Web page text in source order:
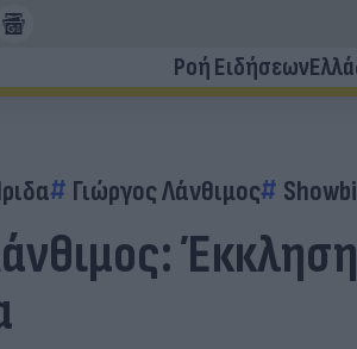
Ροή Ειδήσεων
Γιώργος Λάνθιμος